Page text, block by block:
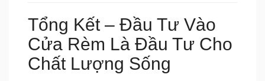
Tổng Kết – Đầu Tư Vào
Cửa Rèm Là Đầu Tư Cho
Chất Lượng Sống